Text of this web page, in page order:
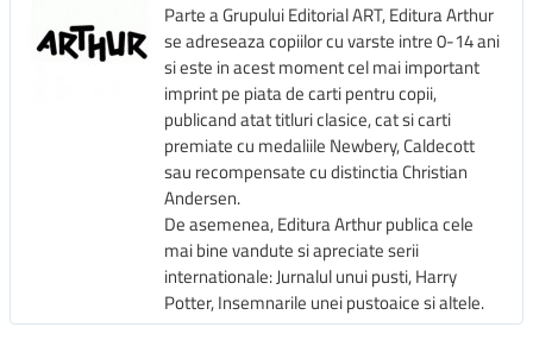
Parte a Grupului Editorial ART, Editura Arthur
se adreseaza copiilor cu varste intre 0-14 ani
si este in acest moment cel mai important
imprint pe piata de carti pentru copii,
publicand atat titluri clasice, cat si carti
premiate cu medaliile Newbery, Caldecott
sau recompensate cu distinctia Christian
Andersen.
De asemenea, Editura Arthur publica cele
mai bine vandute si apreciate serii
internationale: Jurnalul unui pusti, Harry
Potter, Insemnarile unei pustoaice si altele.